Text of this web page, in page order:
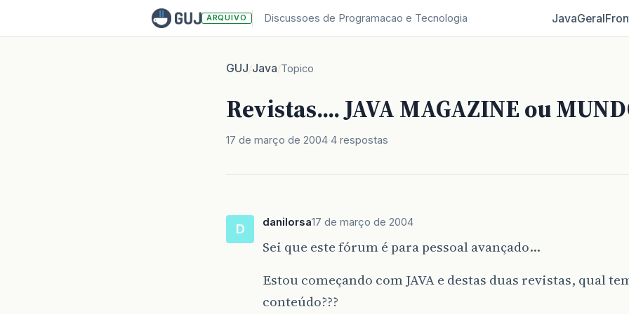
ARQUIVO Discussoes de Programacao e Tecnologia JavaGeral
GUJ/Java/Topico
Revistas.... JAVA MAGAZINE ou
17 de março de 2004 4 respostas
D danilorsa17 de março de 2004
Sei que este fórum é para pessoal avançado…
Estou começando com JAVA e destas duas revistas, qual
conteúdo???